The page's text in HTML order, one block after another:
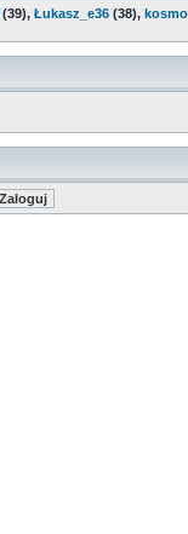
(39), Łukasz_e36 (38),